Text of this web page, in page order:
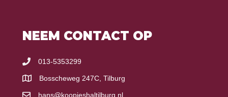
NEEM CONTACT OP
013-5353299
Bosscheweg 247C, Tilburg
hans@koopjeshaltilburg.nl